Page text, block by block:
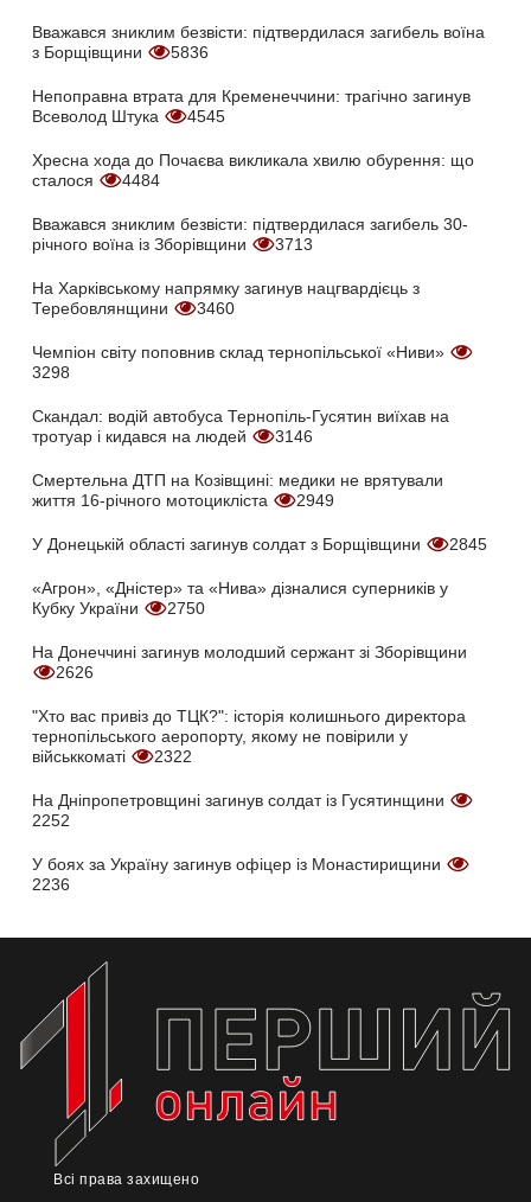
Вважався зниклим безвісти: підтвердилася загибель воїна
з Борщівщини
5836
Непоправна втрата для Кременеччини: трагічно загинув
Всеволод Штука
4545
Хресна хода до Почаєва викликала хвилю обурення: що
сталося
4484
Вважався зниклим безвісти: підтвердилася загибель 30-
річного воїна із Зборівщини
3713
На Харківському напрямку загинув нацгвардієць з
Теребовлянщини
3460
Чемпіон світу поповнив склад тернопільської «Ниви»
3298
Скандал: водій автобуса Тернопіль-Гусятин виїхав на
тротуар і кидався на людей
3146
Смертельна ДТП на Козівщині: медики не врятували
життя 16-річного мотоцикліста
2949
У Донецькій області загинув солдат з Борщівщини 2845
«Агрон», «Дністер» та «Нива» дізналися суперників у
Кубку України
2750
На Донеччині загинув молодший сержант зі Зборівщини
2626
"Хто вас привіз до ТЦК?": історія колишнього директора
тернопільського аеропорту, якому не повірили у
військкоматі
2322
На Дніпропетровщині загинув солдат із Гусятинщини
2252
У боях за Україну загинув офіцер із Монастирищини
2236
Всі права захищено